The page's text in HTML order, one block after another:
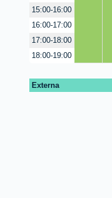
15:00-16:00
16:00-17:00
17:00-18:00
18:00-19:00
Externa